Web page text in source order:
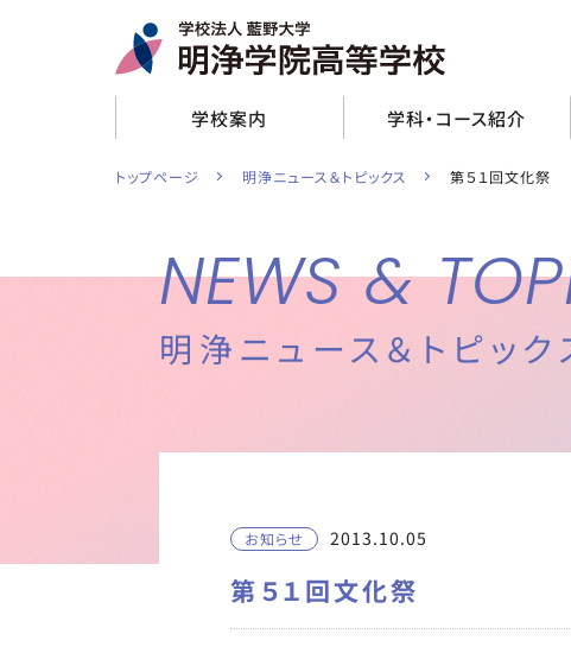
学校案内
取材をご希望の方
学科・コース紹介
看護メディカルコース
トップページ 明浄ニュース＆トピックス 第５１回文化祭
NEWS &
明浄ニュース＆トピック
お知らせ 2013.10.05
第５１回文化祭